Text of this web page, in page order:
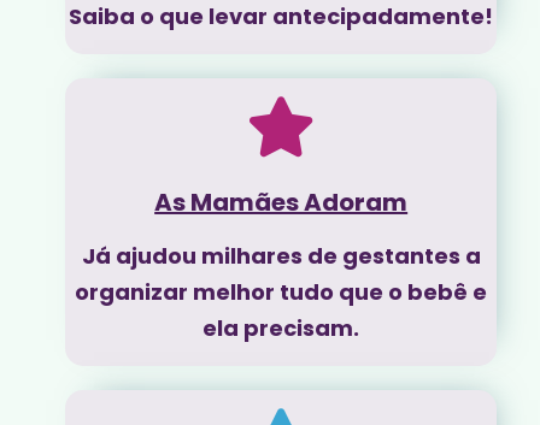
Saiba o que levar antecipadamente!
As Mamães Adoram
Já ajudou milhares de gestantes a
organizar melhor tudo que o bebê e
ela precisam.